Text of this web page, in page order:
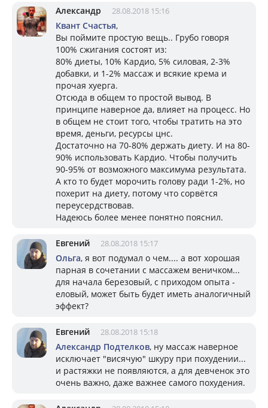
Александр 28.08.2018 15:16
Квант Счастья,
Вы поймите простую вещь.. Грубо говоря
100% сжигания состоят из:
80% диеты, 10% Кардио, 5% силовая, 2-3%
добавки, и 1-2% массаж и всякие крема и
прочая хуерга.
Отсюда в общем то простой вывод. В
принципе наверное да, влияет на процесс. Но
в общем не стоит того, чтобы тратить на это
время, деньги, ресурсы цнс.
Достаточно на 70-80% держать диету. И на 80-
90% использовать Кардио. Чтобы получить
90-95% от возможного максимума результата.
А кто то будет морочить голову ради 1-2%, но
похерит на диету, потому что сорвётся
переусердствовав.
Надеюсь более менее понятно пояснил.
Евгений 28.08.2018 15:17
Ольга, я вот подумал о чем.... а вот хорошая
парная в сочетании с массажем веничком...
для начала березовый, с приходом опыта -
еловый, может быть будет иметь аналогичный
эффект?
Евгений 28.08.2018 15:18
Александр Подтелков, ну массаж наверное
исключает "висячую" шкуру при похудении...
и растяжки не появляются, а для девченок это
очень важно, даже важнее самого похудения.